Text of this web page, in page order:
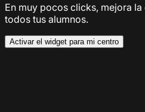
En muy pocos clicks, mejora
todos tus alumnos.
Activar el widget para mi centro